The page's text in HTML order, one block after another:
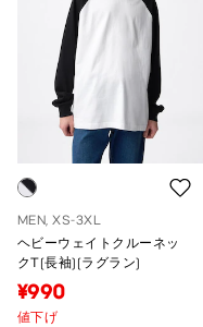
MEN, XS-3XL
ヘビーウェイトクルーネッ
クT(長袖)(ラグラン)
¥990
値下げ